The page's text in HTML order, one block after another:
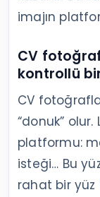
imajın
CV
kontrollü
CV
“donuk”
platformu:
isteği… Bu
rahat bir